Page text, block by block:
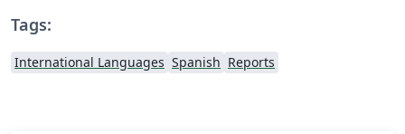
Tags:
International Languages Spanish Reports